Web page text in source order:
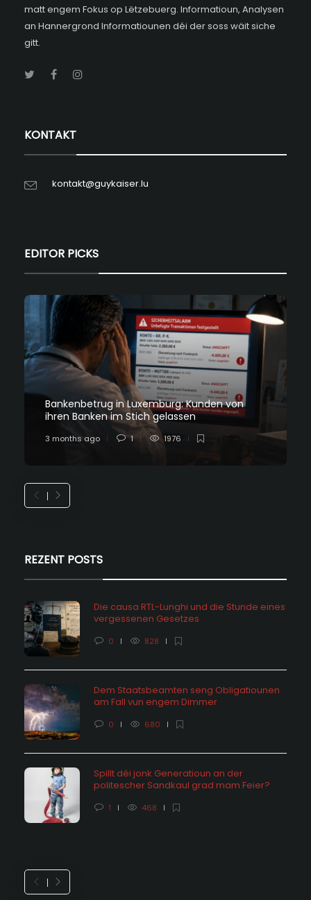
matt engem Fokus op Lëtzebuerg. Informatioun, Analysen
an Hannergrond Informatiounen déi der soss wäit siche
gitt.
KONTAKT
kontakt@guykaiser.lu
EDITOR PICKS
Bankenbetrug in Luxemburg: Kunden von
ihren Banken im Stich gelassen
3 months ago 1 1976
REZENT POSTS
Die causa RTL-Lunghi und die Stunde eines
vergessenen Gesetzes
0 828
Dem Staatsbeamten seng Obligatiounen
am Fall vun engem Dimmer
0 680
Spillt déi jonk Generatioun an der
politescher Sandkaul grad mam Feier?
1 468